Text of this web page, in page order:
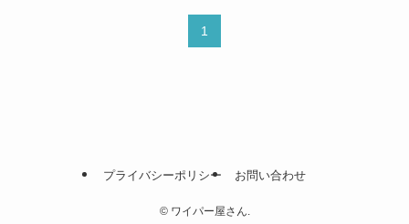
1
プライバシーポリシー お問い合わせ
©ワイパー屋さん.